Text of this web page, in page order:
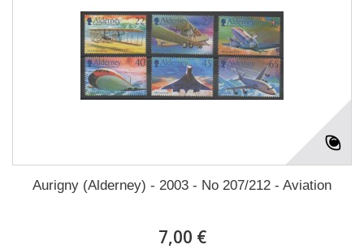
Aurigny (Alderney) - 2003 - No 207/212 - Aviation
7,00 €